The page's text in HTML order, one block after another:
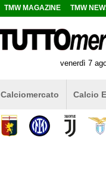
TMW MAGAZINE TMW
venerdì 7
Calciomercato Calcio